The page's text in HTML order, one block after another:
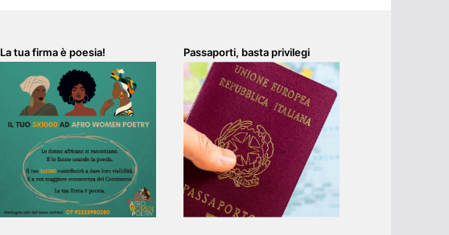
La tua firma è poesia! Passaporti, basta privilegi